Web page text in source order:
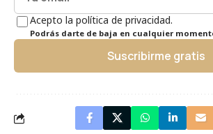
Acepto la política de privacidad.
Podrás darte de baja en cualquier
Suscribirme gratis